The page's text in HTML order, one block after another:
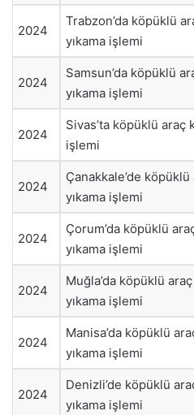
2024
Trabzon’da köpüklü
yıkama işlemi
2024
Samsun’da köpüklü
yıkama işlemi
2024
Sivas’ta köpüklü araç
işlemi
2024
Çanakkale’de
yıkama işlemi
2024
Çorum’da köpüklü
yıkama işlemi
2024
Muğla’da köpüklü
yıkama işlemi
2024
Manisa’da köpüklü
yıkama işlemi
2024
Denizli’de köpüklü
yıkama işlemi